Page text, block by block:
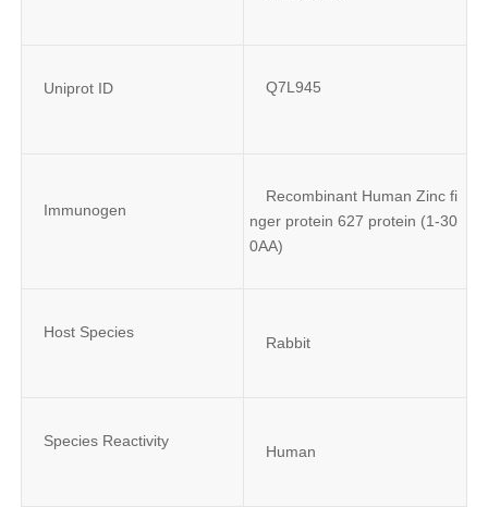
Uniprot ID Q7L945
Immunogen
Recombinant Human Zinc fi
nger protein 627 protein (1-30
0AA)
Host Species
Rabbit
Species Reactivity
Human